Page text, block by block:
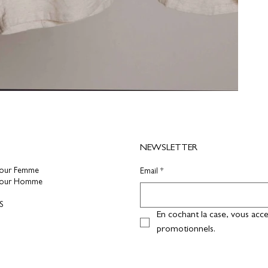
Femme
Homme
NEWSLETTER
Email *
En cochant la case, vous
promotionnels.